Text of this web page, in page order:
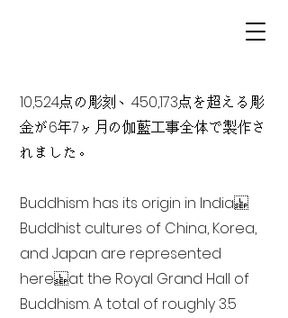
10,524点の彫刻、450,173点を超える彫
金が6年7ヶ月の伽藍工事全体で製作さ
れました。
Buddhism has its origin in India
Buddhist cultures of China, Korea,
and Japan are represented
here at the Royal Grand Hall of
Buddhism. A total of roughly 3.5